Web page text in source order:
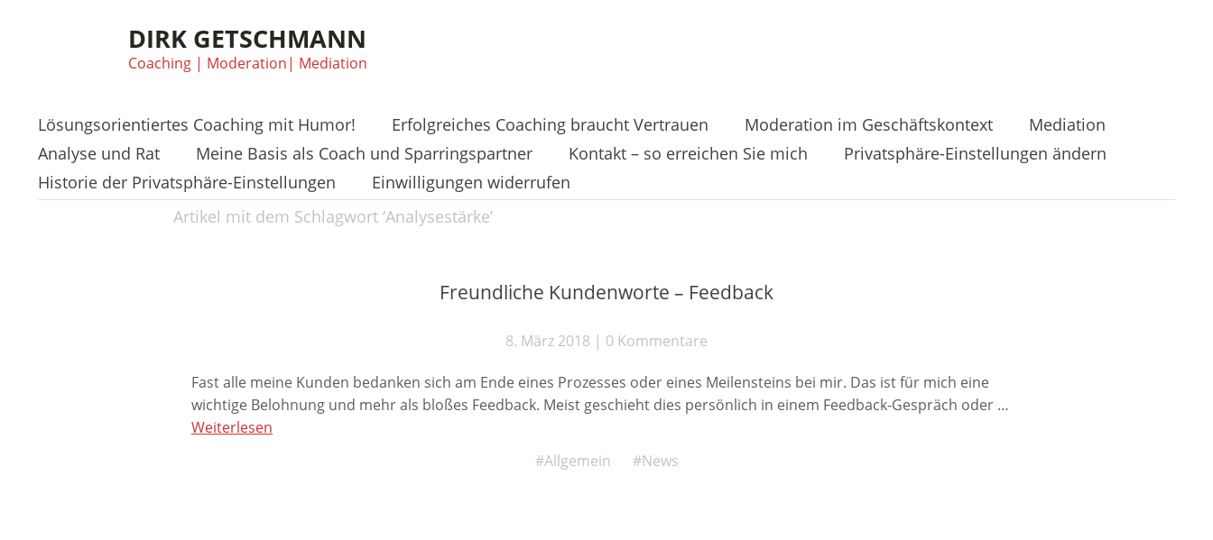
DIRK GETSCHMANN
Coaching | Moderation| Mediation
Lösungsorientiertes Coaching mit Humor! Erfolgreiches Coaching braucht Vertrauen Moderation im Geschäftskontext
Mediation
Analyse und Rat
Meine Basis als Coach und Sparringspartner Kontakt – so erreichen Sie mich
Privatsphäre-Einstellungen ändern
Historie der Privatsphäre-Einstellungen
Einwilligungen widerrufen
Artikel mit dem Schlagwort ‘Analysestärke’
Freundliche Kundenworte – Feedback
8. März 2018 0 Kommentare
Fast alle meine Kunden bedanken sich am Ende eines Prozesses oder eines Meilensteins bei mir. Das ist für mich eine
wichtige Belohnung und mehr als bloßes Feedback. Meist geschieht dies persönlich in einem Feedback-Gespräch oder …
Weiterlesen
Allgemein
News